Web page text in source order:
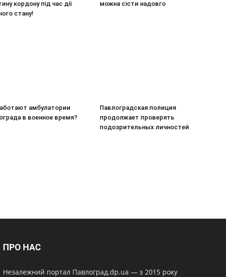
кордону під час дії
стану!
можна сісти надовго
амбулатории
в военное время?
Павлоградская полиция
продолжает проверять
подозрительных личностей
ПРО НАС
Незалежний портал Павлоград.dp.ua — з 2015 року